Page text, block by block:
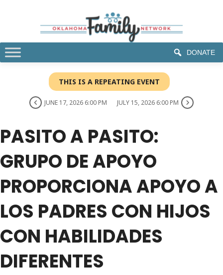
DONATE
THIS IS A REPEATING EVENT
JUNE 17, 2026 6:00 PM JULY 15, 2026 6:00 PM
PASITO A PASITO:
GRUPO DE APOYO
PROPORCIONA APOYO A
LOS PADRES CON HIJOS
CON HABILIDADES
DIFERENTES